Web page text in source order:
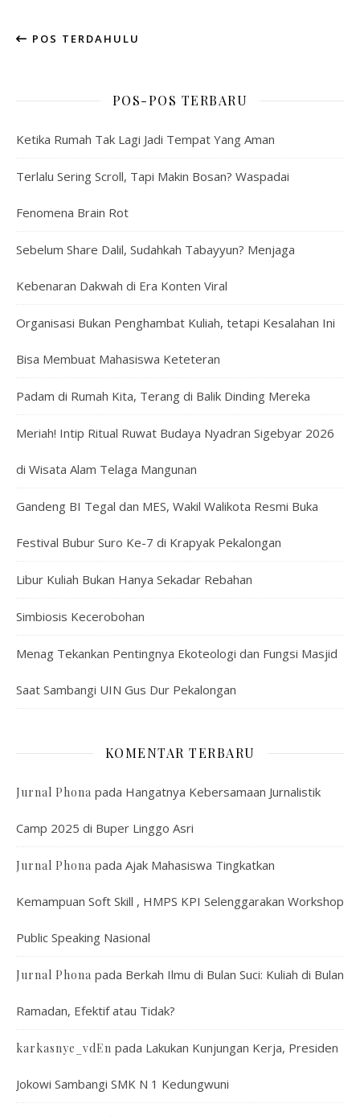
POS TERDAHULU
POS-POS TERBARU
Ketika Rumah Tak Lagi Jadi Tempat Yang Aman
Terlalu Sering Scroll, Tapi Makin Bosan? Waspadai
Fenomena Brain Rot
Sebelum Share Dalil, Sudahkah Tabayyun? Menjaga
Kebenaran Dakwah di Era Konten Viral
Organisasi Bukan Penghambat Kuliah, tetapi Kesalahan Ini
Bisa Membuat Mahasiswa Keteteran
Padam di Rumah Kita, Terang di Balik Dinding Mereka
Meriah! Intip Ritual Ruwat Budaya Nyadran Sigebyar 2026
di Wisata Alam Telaga Mangunan
Gandeng BI Tegal dan MES, Wakil Walikota Resmi Buka
Festival Bubur Suro Ke-7 di Krapyak Pekalongan
Libur Kuliah Bukan Hanya Sekadar Rebahan
Simbiosis Kecerobohan
Menag Tekankan Pentingnya Ekoteologi dan Fungsi Masjid
Saat Sambangi UIN Gus Dur Pekalongan
KOMENTAR TERBARU
Jurnal Phona pada Hangatnya Kebersamaan Jurnalistik
Camp 2025 di Buper Linggo Asri
Jurnal Phona pada Ajak Mahasiswa Tingkatkan
Kemampuan Soft Skill , HMPS KPI Selenggarakan Workshop
Public Speaking Nasional
Jurnal Phona pada Berkah Ilmu di Bulan Suci: Kuliah di Bulan
Ramadan, Efektif atau Tidak?
karkasnye_vdEn pada Lakukan Kunjungan Kerja, Presiden
Jokowi Sambangi SMK N 1 Kedungwuni